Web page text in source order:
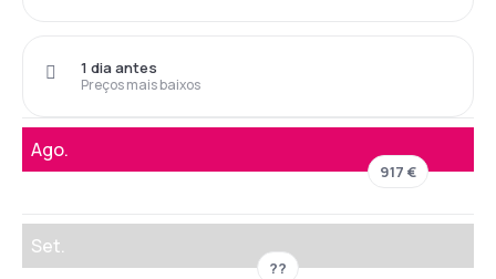
Preços mais baixos
1 dia antes
Ago.
917 €
Set.
??